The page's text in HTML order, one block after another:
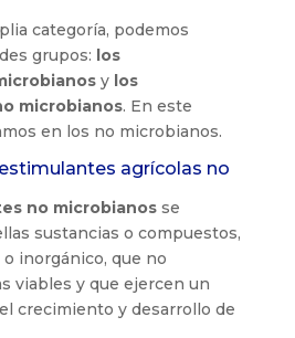
categoría, podemos
grupos: los
y los
microbianos. En este
en los no microbianos.
agrícolas no
no microbianosse
sustancias o compuestos,
inorgánico, que no
viables y que ejercen un
crecimiento y desarrollo de